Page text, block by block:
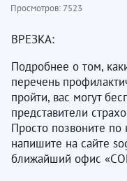
Просмотров:7523
ВРЕЗКА:
Подробнее о том,
перечень
пройти, вас могут
представители
Просто позвоните
напишите на сайте
ближайший офис